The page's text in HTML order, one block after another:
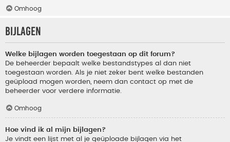
Omhoog
Bijlagen
Welke bijlagen worden toegestaan op dit forum?
De beheerder bepaalt welke bestandstypes al dan niet
toegestaan worden. Als je niet zeker bent welke bestanden
geüpload mogen worden, neem dan contact op met de
beheerder voor verdere informatie.
Omhoog
Hoe vind ik al mijn bijlagen?
Je vindt een lijst met al je geüploade bijlagen via het